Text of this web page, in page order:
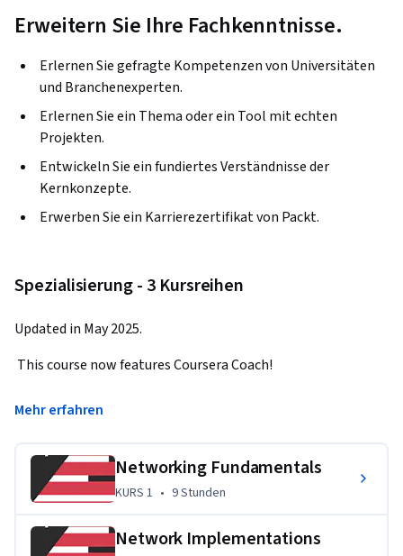
Erweitern Sie Ihre Fachkenntnisse.
Erlernen Sie gefragte Kompetenzen von Universitäten
und Branchenexperten.
Erlernen Sie ein Thema oder ein Tool mit echten
Projekten.
Entwickeln Sie ein fundiertes Verständnisse der
Kernkonzepte.
Erwerben Sie ein Karrierezertifikat von Packt.
Spezialisierung - 3 Kursreihen
Updated in May 2025.
This course now features Coursera Coach!
A smarter way to learn with interactive, real-time
progress through the course.
This essential course teaches you to manage, monitor, and
maintain cloud operations while mastering troubleshooting
techniques to resolve issues efficiently. Combining
Mehr erfahren
Networking Fundamentals
KURS 1 9 Stunden
KURS 1 • 9 Stunden
Network Implementations